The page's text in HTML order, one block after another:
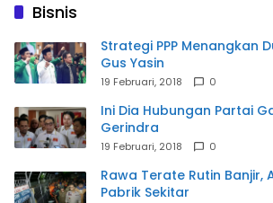
Bisnis
Strategi PPP Menangkan
Gus Yasin
19 Februari, 2018 0
Ini Dia Hubungan Partai
Gerindra
19 Februari, 2018 0
Rawa Terate Rutin Banjir,
Pabrik Sekitar